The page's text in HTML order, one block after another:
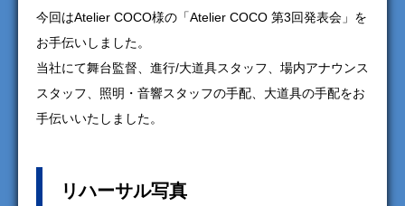
今回はAtelier COCO様の「Atelier COCO 第3回発表会」を
お手伝いしました。
当社にて舞台監督、進行/大道具スタッフ、場内アナウンス
スタッフ、照明・音響スタッフの手配、大道具の手配をお
手伝いいたしました。
リハーサル写真